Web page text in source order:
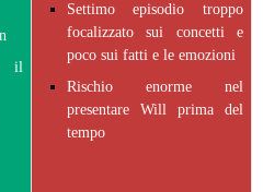
il
Settimo episodio troppo
focalizzato sui concetti e
poco sui fatti e le emozioni
Rischio enorme nel
presentare Will prima del
tempo